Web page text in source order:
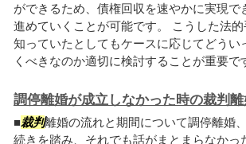
ができるため、債権回収を速やかに実現で
進めていくことが可能です。 こうした法的
知っていたとしてもケースに応じてどうい
くべきなのか適切に検討することが重要で
調停離婚が成立しなかった時の裁判
■裁判離婚の流れと期間について調停離婚
続きを踏み、それでも話がまとまらなかっ